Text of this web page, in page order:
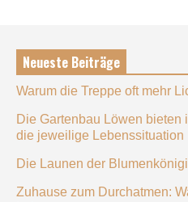
Neueste Beiträge
Warum die Treppe oft mehr
Die Gartenbau Löwen
die jeweilige Lebenssituation
Die Launen der
Zuhause zum Durchatmen: